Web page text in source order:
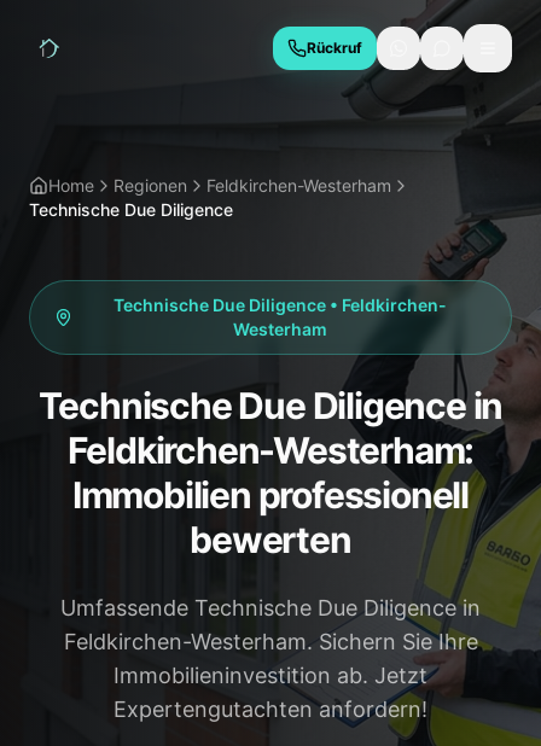
Rückruf
Hauskaufberatung
Bauabnahme
Schimmelgutachten
Energieberatung
Due Diligence
München
Geretsried
Wolfratshausen
Bad Tölz
Holzkirchen
Penzberg
Alle Regionen →
WISSEN & RESSOURCEN
Ratgeber / Blog
Home Regionen
Feldkirchen-Westerham
Technische Due Diligence
Technische Due Diligence• Feldkirchen-
Westerham
Technische Due Diligence in
Feldkirchen-Westerham:
Immobilien professionell
bewerten
Umfassende Technische Due Diligence in
Feldkirchen-Westerham. Sichern Sie Ihre
Immobilieninvestition ab. Jetzt
Expertengutachten anfordern!